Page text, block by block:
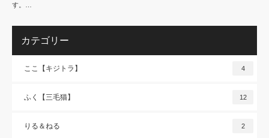
す。…
カテゴリー
ここ【キジトラ】 4
ふく【三毛猫】 12
りる＆ねる 2